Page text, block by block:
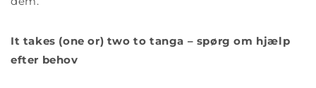
It takes (one or) two to tanga – spørg om hjælp
efter behov